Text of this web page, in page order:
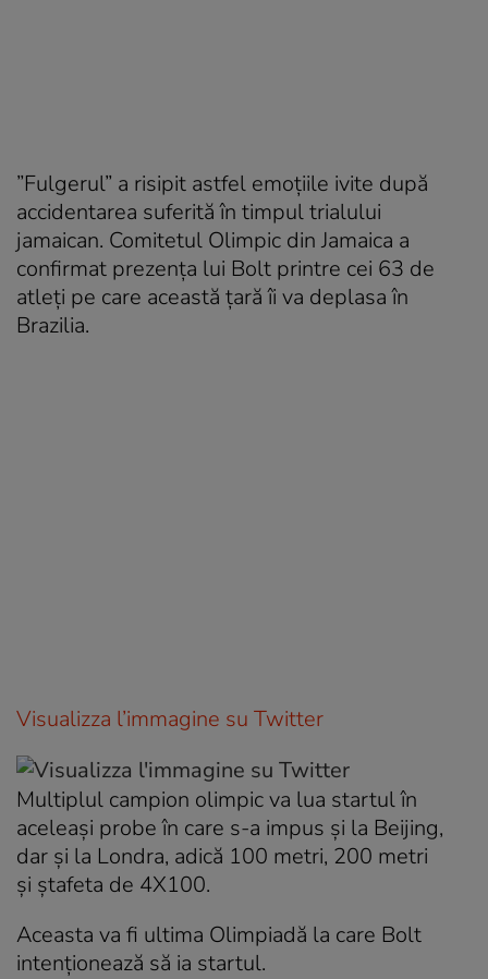
”Fulgerul” a risipit astfel emoțiile ivite după
accidentarea suferită în timpul trialului
jamaican. Comitetul Olimpic din Jamaica a
confirmat prezența lui Bolt printre cei 63 de
atleți pe care această țară îi va deplasa în
Brazilia.
Visualizza l’immagine su Twitter
Multiplul campion olimpic va lua startul în
aceleași probe în care s-a impus și la Beijing,
dar și la Londra, adică 100 metri, 200 metri
și ștafeta de 4X100.
Aceasta va fi ultima Olimpiadă la care Bolt
intenționează să ia startul.